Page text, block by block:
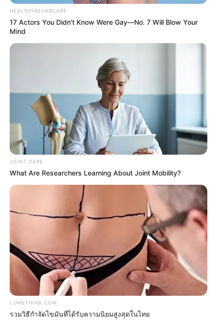
Mystery Solved: Here's Why These 9 Actors Left
Their TV Shows
BRAINBERRIES
It's The End Of The Road: The Worst TV Series
Finales Of All Time
BRAINBERRIES
How Does "Darkest Hour" Spotted Secrets That No
One Knew?
HEALTHYREHABCARE
17 Actors You Didn't Know Were Gay—No. 7 Will Blow Your
Mind
JOINT CARE
What Are Researchers Learning About Joint Mobility?
LUMETHINK.COM
รวมวิธีกำจัดไขมันที่ได้รับความนิยมสูงสุดในไทย